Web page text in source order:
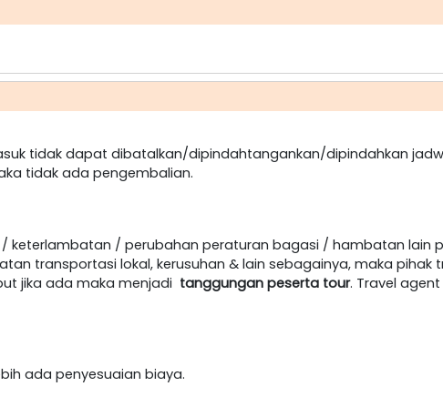
tidak dapat dibatalkan/dipindahtangankan/dipindahkan
tidak ada pengembalian.
keterlambatan / perubahan peraturan bagasi / hambatan lain
transportasi lokal, kerusuhan & lain sebagainya, maka
jika ada maka menjadi tanggungan peserta tour. Travel
ada penyesuaian biaya.